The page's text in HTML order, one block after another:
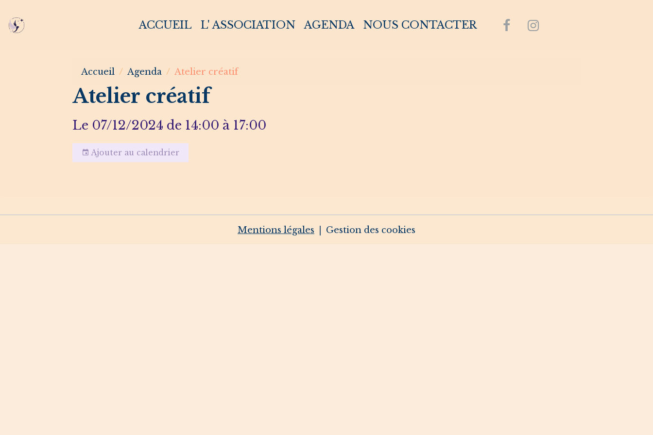
ACCUEIL L' ASSOCIATION AGENDA NOUS CONTACTER
Accueil Agenda Atelier créatif
Atelier créatif
Le 07/12/2024 de 14:00 à 17:00
Ajouter au calendrier
Mentions légales Gestion des cookies